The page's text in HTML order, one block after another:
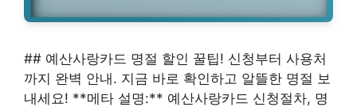
## 예산사랑카드 명절 할인 꿀팁! 신청부터 사용처
까지 완벽 안내. 지금 바로 확인하고 알뜰한 명절 보
내세요! **메타 설명:** 예산사랑카드 신청절차, 명